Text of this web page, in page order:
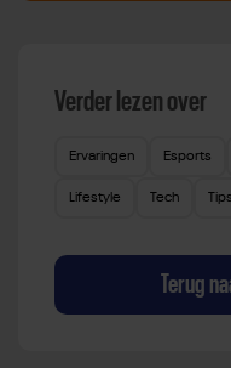
Verder lezen over
Ervaringen Esports
Lifestyle Tech
Terug